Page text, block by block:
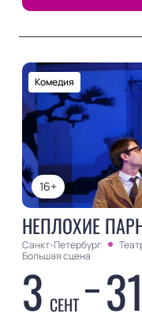
16+
Комедия
НЕПЛОХИЕ
Санкт-Петербург
Большая сцена
3 СЕНТ 31